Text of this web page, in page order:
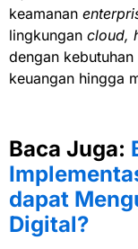
keamanan
lingkungan cloud,
dengan
keuangan hingga
Baca Juga:
dapat
Digital?